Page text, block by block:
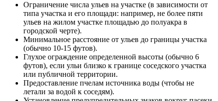
Ограничение числа ульев на участке (в зависимости от
типа участка и его площади: например, не более пяти
ульев на жилом участке площадью до полуакра в
городской черте).
Минимальное расстояние от ульев до границы участка
(обычно 10-15 футов).
Глухое ограждение определенной высоты (обычно 6
футов), если ульи близко к границе соседского участка
или публичной территории.
Предоставление пчелам источника воды (чтобы не
летали за водой к соседям).